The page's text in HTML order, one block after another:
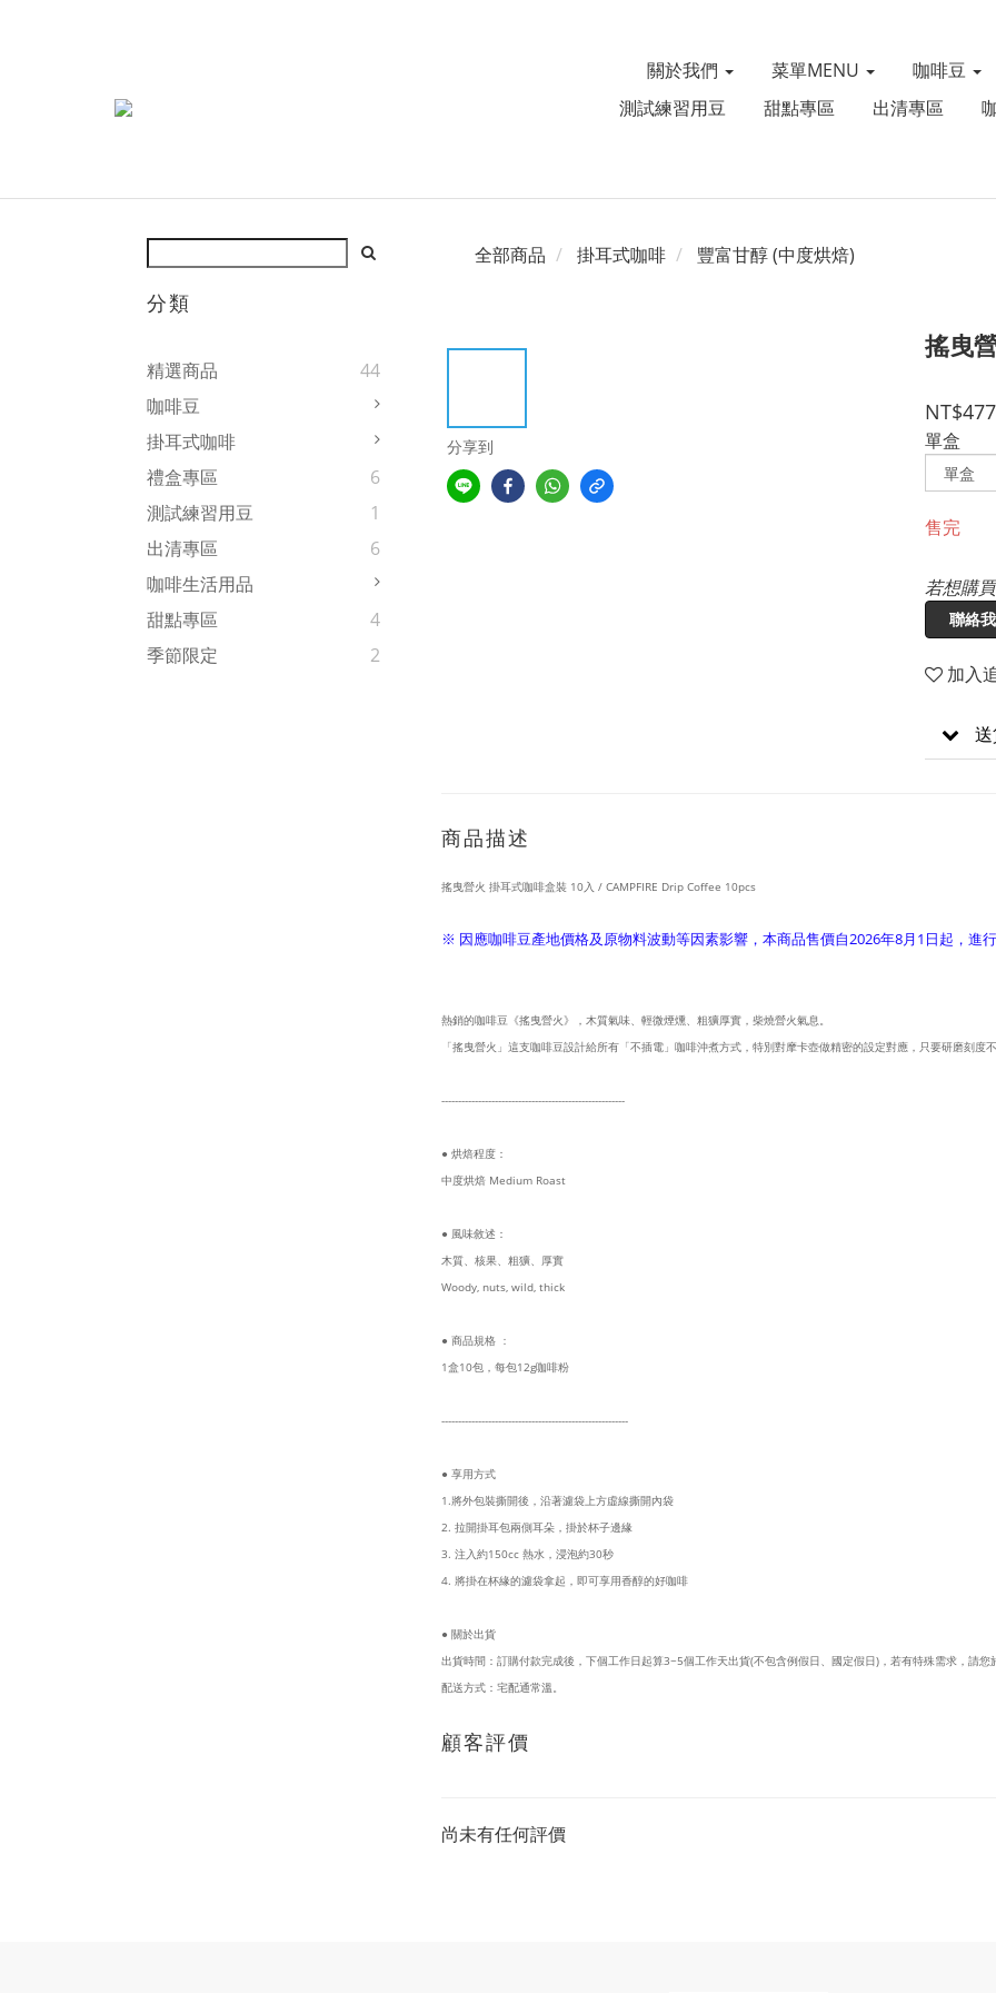
關於我們 菜單MENU 咖啡豆
測試練習用豆
甜點專區 出清專區
分類
精選商品
44
咖啡豆
掛耳式咖啡
禮盒專區
6
測試練習用豆
1
出清專區
6
咖啡生活用品
甜點專區
4
季節限定
2
全部商品 掛耳式咖啡 豐富甘醇 (中度烘焙)
分享到
搖曳
NT$477
單盒
售完
若想購
聯絡
加入
商品描述
搖曳營火 掛耳式咖啡盒裝 10入 / CAMPFIRE Drip Coffee 10pcs
※ 因應咖啡豆產地價格及原物料波動等因素影響，本商品售價自2026年8月1日起，進行
熱銷的咖啡豆《搖曳營火》，木質氣味、輕微煙燻、粗獷厚實，柴燒營火氣息。
「搖曳營火」這支咖啡豆設計給所有「不插電」咖啡沖煮方式，特別對摩卡壺做精密的設定對應，只要研磨刻度
-------------------------------------------------------
● 烘焙程度：
中度烘焙 Medium Roast
● 風味敘述：
木質、核果、粗獷、厚實
Woody, nuts, wild, thick
● 商品規格 ：
1盒10包，每包12g咖啡粉
--------------------------------------------------------
● 享用方式
1.將外包裝撕開後，沿著濾袋上方虛線撕開內袋
2. 拉開掛耳包兩側耳朵，掛於杯子邊緣
3. 注入約150cc 熱水，浸泡約30秒
4. 將掛在杯緣的濾袋拿起，即可享用香醇的好咖啡
● 關於出貨
出貨時間：訂購付款完成後，下個工作日起算3~5個工作天出貨(不包含例假日、國定假日)，若有特殊需求，請您
配送方式：宅配通常溫。
顧客評價
尚未有任何評價